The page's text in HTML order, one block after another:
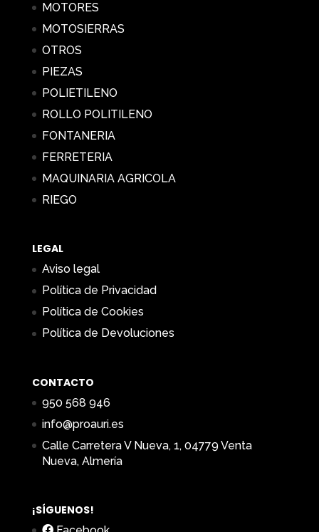
MOTORES
MOTOSIERRAS
OTROS
PIEZAS
POLIETILENO
ROLLO POLITILENO
FONTANERIA
FERRETERIA
MAQUINARIA AGRICOLA
RIEGO
LEGAL
Aviso legal
Política de Privacidad
Política de Cookies
Política de Devoluciones
CONTACTO
950 568 946
info@proauri.es
Calle Carretera V Nueva, 1, 04779 Venta
Nueva, Almería
¡SÍGUENOS!